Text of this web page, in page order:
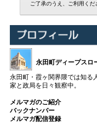
ご了承のうえ、ご利用くだ
永田町ディープスロ
永田町・霞ヶ関界隈では知る
家と政局を日々観察中。
メルマガのご紹介
バックナンバー
メルマガ配信登録